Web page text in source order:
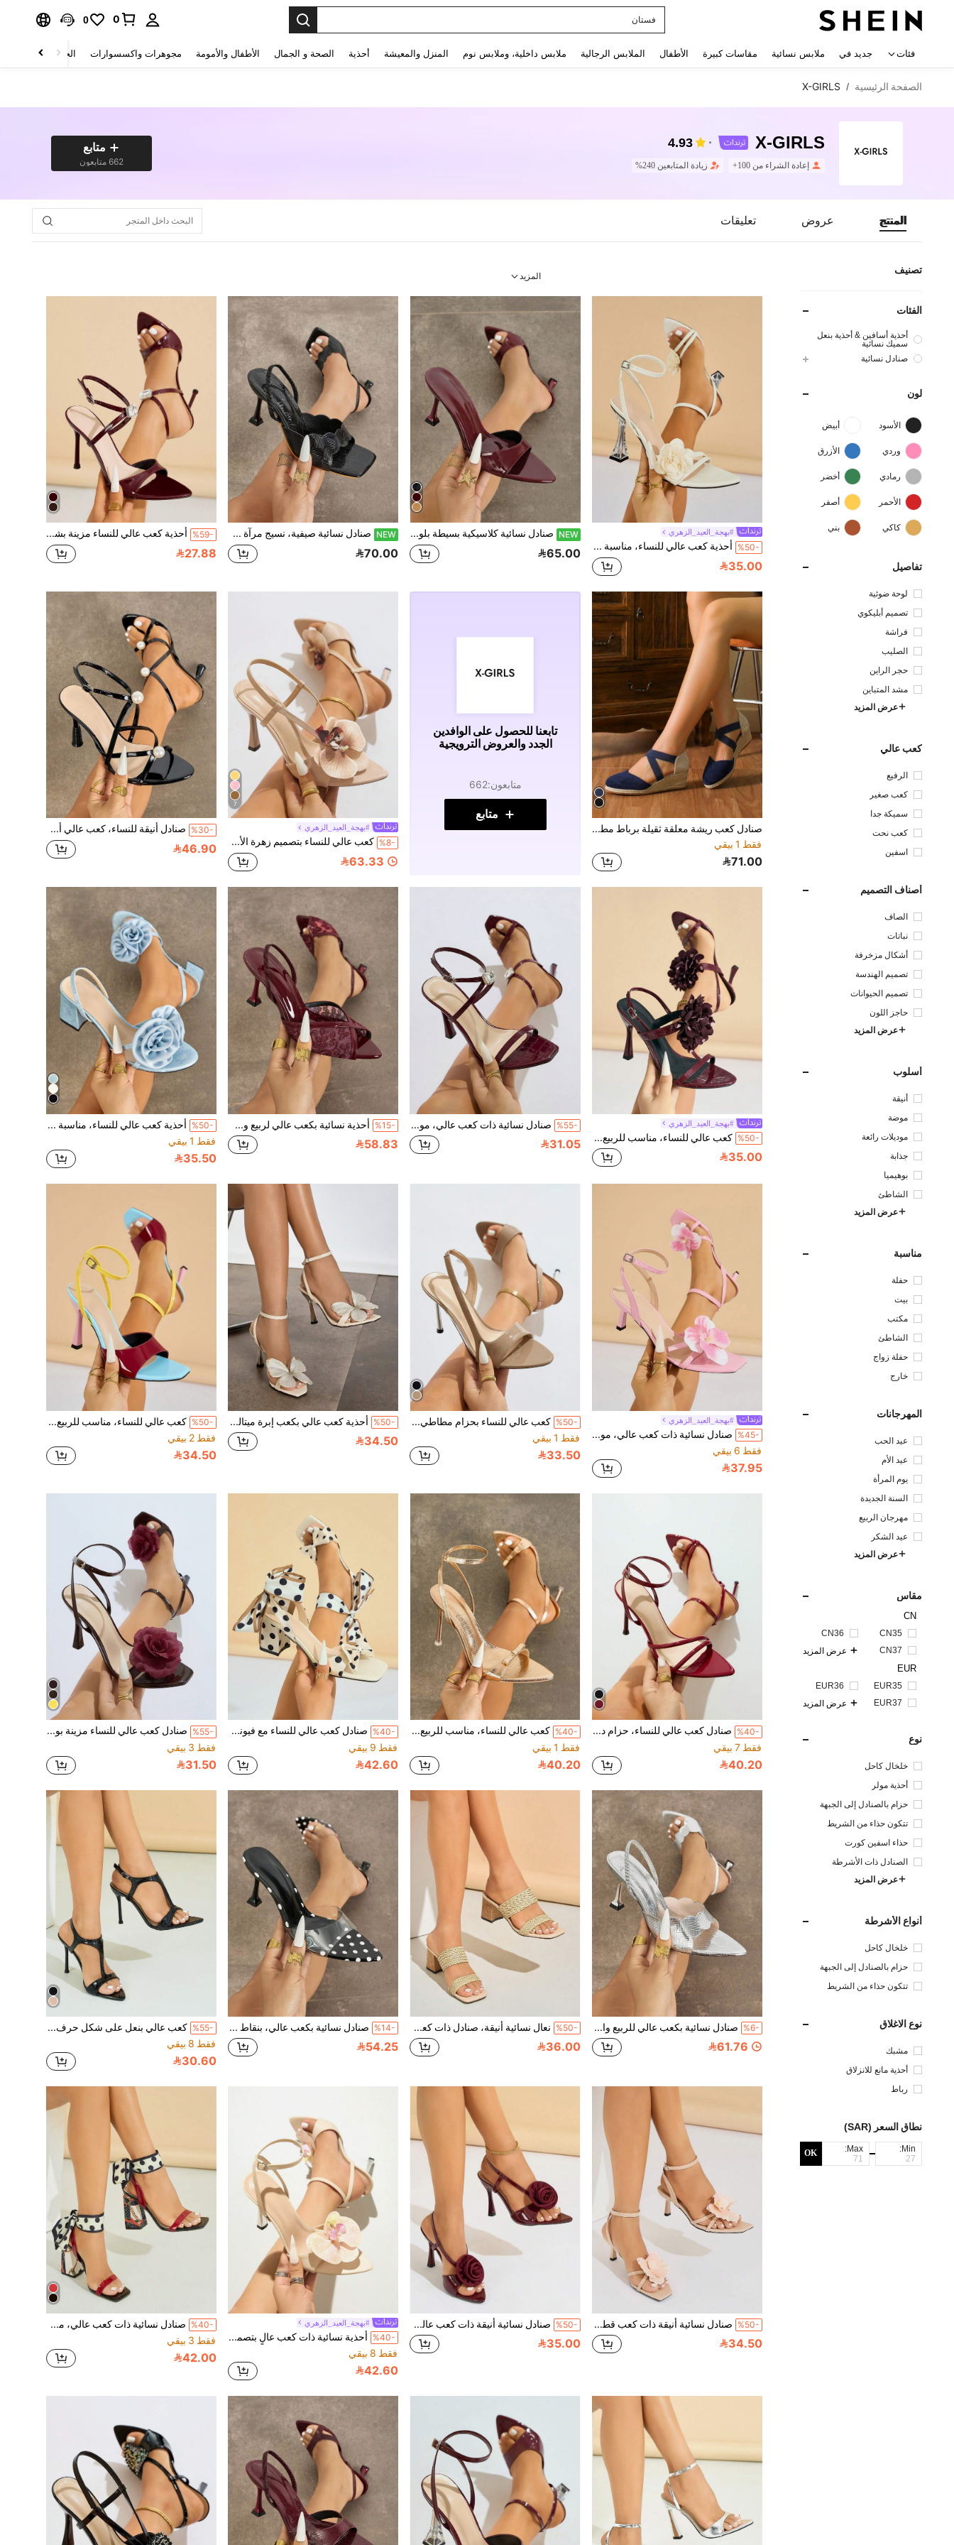
Squishy
0
0
فئات جديد في ملابس نسائية مقاسات كبيرة الأطفال الملابس الرجالية ملابس داخلية، وملابس نوم المنزل والمعيشة أحذية الصحة و الجمال الأطفال والأمومة مجوهرات واكسسوارات الحقائب والأمتعة
الصفحة الرئيسية /
X-GIRLS
X-GIRLS
4.93
إعادة الشراء من 100+ زيادة المتابعين 240%
متابع
662 متابعون
المنتج عروض تعليقات
تصنيف
الفئات
أحذية أسافين & أحذية بنعل
سميك نسائية
صنادل نسائية
لون
الأسود أبيض
وردي الأزرق
رمادي أخضر
الأحمر أصفر
كاكي بني
تفاصيل
لوحة ضوئية
تصميم أبليكوي
فراشة
الصليب
حجر الراين
مشد المتباين
عرض المزيد
كعب عالي
الرفيع
كعب صغير
سميكة جدا
كعب نحت
اسفين
أصناف التصميم
الصاف
نباتات
أشكال مزخرفة
تصميم الهندسة
تصميم الحيوانات
حاجز اللون
عرض المزيد
أسلوب
أنيقة
موضة
موديلات رائعة
جذابة
بوهيميا
الشاطئ
عرض المزيد
مناسبة
حفلة
بيت
مكتب
الشاطئ
حفلة زواج
خارج
المهرجانات
عيد الحب
عيد الأم
يوم المرأة
السنة الجديدة
مهرجان الربيع
عيد الشكر
عرض المزيد
مقاس
CN
CN35
CN36
CN37
عرض المزيد
EUR
EUR35
EUR36
EUR37
عرض المزيد
نوع
خلخال كاحل
أحذية مولر
حزام بالصنادل إلى الجبهة
تتكون حذاء من الشريط
حذاء اسفين كورت
الصنادل ذات الأشرطة
عرض المزيد
أنواع الأشرطة
خلخال كاحل
حزام بالصنادل إلى الجبهة
تتكون حذاء من الشريط
نوع الاغلاق
مشبك
أحذية مانع للانزلاق
رباط
نطاق السعر (SAR)
Min:
Max:
OK
المزيد
#بهجة_العيد_الزهري
%50- أحذية كعب عالي للنساء، مناسبة لحفلات الربيع/الصيف الليلية، العطلات، الحفلات، المسارح الخارجية، المواعيد، السهرات، الارتداء المنزلي اليومي. تتميز بكعب من الزجاج الاكريليك، زخرفة وردة ثلاثية الأبعاد، حزام كاحل متقاطع، مقترنة بقماش مربع فاخر، كعب عالي أنيق وفاخر باللون البيج
35.00
NEW صنادل نسائية كلاسيكية بسيطة بلون موحد مع تصميم حزام ضيق للخصر، أحذية بكعب قطة أنيقة بتصميم كعب كأس وكعب منخفض، قماش لامع فاخر وبطانة ناعمة صديقة للبشرة، سهلة الارتداء ومريحة وجذابة ومغرية بلون أحمر ، أسلوب بسيط للربيع والصيف، مناسبة للتنقل اليومي والأعمال والأنشطة الخارجية والتسوق والحفلات والمواعيد والعطلات والمعارض والنوادي الليلية، هدية عيد الحب وعيد الأم والكريسماس والهالوين وعيد المعلم، أحذية نسائية أنيقة
65.00
NEW صنادل نسائية صيفية، نسيج مرآة محفور دقيق، أسلوب حفلة موضة، أصبع مربع، كعب كوب، حزام مريح فريد مع حزام خلفي، صنادل كعب عالي مناسبة للتنقل اليومي، الحفلات، النوادي الليلية، المسرح، الأماكن الخارجية، التسوق، المواعدة، أحذية حديثة راقية
70.00
%59- أحذية كعب عالي للنساء مزينة بشريط مرصع بحجارة الراين ثلاثية الأبعاد وأصبع قدم مدبب، مصنوعة من مواد عالية الجودة ذات مرآة، بتصميم مناسب للعطلات والمناسبات الربيعية والصيفية، باللون الأحمر ، أحذية كعب عالي أنيقة وعصرية
27.88
صنادل كعب ريشة معلقة ثقيلة برباط مطاطي متقاطع مفرغ أنيقة
فقط 1 بيقي
71.00
تابعنا للحصول على الوافدين
الجدد والعروض الترويجية
متابعون:
662
متابع
7
#بهجة_العيد_الزهري
%8- كعب عالي للنساء بتصميم زهرة الأوركيد ثلاثية الأبعاد، كعب رفيع مدبب، مصنوع من مواد عالية الجودة ذات ملمس مرآة، مفتوح الأصبع بطريقة أنيقة وجذابة، مناسب لجميع المناسبات: الربيع/الصيف، الحانات، النوادي الليلية، التجمعات الاجتماعية، الحفلات، المسرح، العطلات، حفلات الزفاف في الكنيسة، كعب عالي أنيق بلون المشمش
63.33
%30- صنادل أنيقة للنساء، كعب عالي أسود مرصع باللؤلؤ، مصنوعة من مواد عالية الجودة ذات ملمس مرآة، فتحة أمامية مثيرة وأنيقة، مناسبة لجميع المناسبات: الربيع/الصيف، الحانات، النوادي الليلية، الحفلات الراقية، المسارح، العطلات، حفلات الزفاف في الكنائس، أحذية نسائية أنيقة وأنيقة
46.90
#بهجة_العيد_الزهري
%50- كعب عالي للنساء، مناسب للربيع/الصيف، حفلات الليل، السفر، التسوق، التجمعات، الحفلات الراقية، هدية عيد الحب. يتميز بزهرة البيونية الكبيرة ثلاثية الأبعاد، حزام على شكل حرف T للكاحل، إبزيم كاحل قابل للتعديل، كعب عالي رفيع، لون أحادي، نسيج تمساح مصقول، مواد مريحة، أنيق، متطور، أنيق، أسلوب فاخر، يتناسب مع ملابس النساء الخريفية، صنادل كعب عالي باللون البرغندي
35.00
%55- صنادل نسائية ذات كعب عالي، موضة أشرطة مرصعة بالراين كلاسيكية برؤوس مدببة، قابلة للتعديل بإبزيم الكاحل، كعب إبرة، لون أحادي ذو سطح مرآة من مواد مريحة، للربيع/الصيف للحفلات والسفر والمناسبات الرسمية والكاجوال، أنيقة وجذابة وراقية
31.05
%15- أحذية نسائية بكعب عالي لربيع وصيف، ستايل حفلات، موضة، تصميم نحيف، مقدمة مدببة، تصميم مفتوح، حذاء مول، ملمس مرآة لامع فاخر، نمط تطريز دقيق، راقي، ناعم ومريح، جذاب وساحر، أحمر ، كعب قطة، كعب كأس ، كعب منخفض، أحذية للارتداء الطويل بدون إرهاق، حفلات ليلية، تجمعات، معارض، تنقل يومي، تسوق، مواعدة، عطلات، عروض خارجية، ملابس عيد الحب، هدية عيد الأم، عيد الميلاد، هالوين، ، أحذية نسائية أنيقة
58.83
%50-
أحذية كعب عالي للنساء، مناسبة للربيع/الصيف للنادي الليلي، السفر الخارجي، التسوق، الحفلات، العروض المسرحية، حفلات المساء، التنقل اليومي، هدية عيد الحب، المواعدة، الحفلات الراقية. تتميز بزهرة حلزونية ثلاثية الأبعاد، لون أحادي ماتي، رأس مستدير، حزام خلفي أنيق، كعب سميك، طراز جذاب وأنيق، تتناسب مع فساتين النساء والثياب الرسمية، طراز طازج وأنيق، متعدد الاستخدامات، صنادل كعب عالي باللون الأزرق الفاتح
فقط 1 بيقي
35.50
#بهجة_العيد_الزهري
%45-
صنادل نسائية ذات كعب عالي، موضة أشرطة متقاطعة، تصميم أرشيدية مربعة الأصبع مفتوحة جذابة، مصنوعة من مواد لينة ذات لون أحادي عالية الجودة، حزام كاحل جذاب، أنيقة للخروج والسهرات والحفلات والشوارع والمناسبات الرسمية، أنيقة وأنثوية وأنيقة بتصميم وردي راقي
فقط 6 بيقي
37.95
%50-
كعب عالي للنساء بحزام مطاطي ملتف، تصميم جيلي شفاف مفرغ من البي في سي، رأس مستدير، كعب رفيع مطلي بالفضة، لون أحادي، مصنوع من مواد ذات نهاية لامعة، قماش مريح، مناسب للربيع/الصيف، حفلات الليل، السفر، التسوق، التجمعات، الحفلات الراقية، السيدة النبيلة، الحفلات الفاخرة، أنيق، جذاب، أسلوب فاخر، كعب عالي بلون المشمش متعدد الاستخدامات، أحذية نسائية أنيقة
فقط 1 بيقي
33.50
%50- أحذية كعب عالي بكعب إبرة ميتاليك فضي مزينة بفراشة، تصميم مربع للأصبع، قابلة للتعديل من الكاحل، نهاية مطفأة، مواد مريحة، مناسبة لمناسبات الربيع والصيف مثل الحفلات والسفر والتجمعات والحفلات الراقية والتنقل، أنيقة وجذابة
34.50
%50-
كعب عالي للنساء، مناسب للربيع/الصيف، النادي الليلي، الحفلات، الخارج، الموضة، أنيق، تصميم أصبع القدم مربع، حزام متقاطع قابل للتعديل، ملمس مرآة، مواد مريحة، جذاب، أنيق، أنيق، حيوي، حلو، لون بوردو، صنادل نسائية أنيقة، كعب عالي منزلي كاجوال
فقط 2 بيقي
34.50
%40-
صنادل كعب عالي للنساء، حزام دائري قابل للتعديل مع إبزيم الكاحل، أصبع قدم مدبب، كعب رفيع، لمعان مرآة بلون أحادي، مواد مريحة، مناسبة للخروجات الليلية في الربيع والصيف، الحفلات، السفر، التسوق، المناسبات الرسمية، إطلالات الخريف، صنادل كعب عالي أنيقة وغامضة باللون الأحمر الكرزي
فقط 7 بيقي
40.20
%40-
كعب عالي للنساء، مناسب للربيع والصيف وحفلات النوادي الليلية والسفر والتسوق والتجمعات والمسرح وحفلات المساء والمناسبات الأنيقة وعيد الحب، موديل أنيق بفيونكة ثلاثية الأبعاد وأصبع قدم مدبب وحزام كاحل قابل للتعديل، من الكعب العالي المعدني بلون البرونزي، مصنوع من مواد مريحة ذات نهاية لامعة بلون أحادي/مخطط، يتناسب مع فساتين الخريف، أنيق وجريء وأنيق وفاخر ومتعدد الاستخدامات، كعب عالي ذهبي شمبانيا
فقط 1 بيقي
40.20
%40-
صنادل كعب عالي للنساء مع فيونكة ثلاثية الأبعاد، نقاط مدورة ذات أصابع مربعة وكعب سميك، رباط ربط بألوان صلبة ذات ملمس لامع، مناسبة للربيع/الليالي الصيفية، الحفلات، السفر، التسوق، التجمعات، المنصة، الحفلات الراقية، تتناسب مع ملابس النساء في الخريف، جذابة، متقدمة، فاخرة، صنادل كعب عالي بلون المشمش الحلو
فقط 9 بيقي
42.60
%55-
صنادل كعب عالي للنساء مزينة بوردة حمراء ثلاثية الأبعاد، ذات تصميم أنيق بأصبع مربع، حزام كاحل قابل للتعديل، كعب رفيع معدني، لون أحادي، ملمس لامع، مواد مريحة، مناسبة للربيع/الصيف، حفلات ليلية، السفر، التنقل، التسوق، الحفلات، المنصة، المشاهير، حفلات راقية، هدية، جذاب، متقدم، أسلوب فاخر، يتناسب مع ملابس النساء في الخريف، صنادل كعب عالي بني داكن متعددة الاستخدامات
فقط 3 بيقي
31.50
%6- صنادل نسائية بكعب عالي للربيع والصيف بتصميم فاخر ولامع بملمس معدني مدمج وطراز فينتاج مموج مع دانتيل رقيق ومنسوج بنقشة مربعات محفورة، كعب فضي فاخر وأنيق، مناسبة للسهرات والنوادي الليلية والحفلات والتجمعات والمعارض والتنقل اليومي والتسوق والمواعدة والإجازات والخروجات الخارجية، مريحة وتبرز نحافة القدم، بمقدمة مدببة ومفتوحة، كعب قطة وكعب كوب وكعب منخفض، مع شريط مطاطي خلفي مريح لا يسبب الاحتكاك، هدية لعيد الحب وعيد الأم والكريسماس والهالوين، أحذية نسائية عصرية
61.76
%50- نعال نسائية أنيقة، صنادل ذات كعب سميك بتصميم مربع الأصبع، مصنوعة من قماش ناعم ذو لون أحادي، مناسبة للربيع/الصيف، الحفلات، الشاطئ، منتجعات هاواي، الخارج، المواعدة، التسوق، سهلة الارتداء، مريحة وأنيقة بطراز صيفي، أحذية نسائية أنيقة ذات كعب عالي بتصميم فني متنوع وراقي باللون البيج
36.00
%14- صنادل نسائية بكعب عالي، بنقاط سوداء وبيضاء، حزام PVC شفاف عريض يشد الخصر مع ملمس مرآة بنقاط عتيقة، أحذية بكعب قطة منخفضة برأس مدبب مفتوح، ناعمة وصديقة للبشرة، سهلة الارتداء كاجوال، كعب عالي أسود أنيق وراقي، مناسبة للربيع/الصيف، حفلات النوادي الليلية، منصات العروض، المشاهير، الإجازات، التسوق، السفر، المواعيد، الحفلات، المسرح، المكتب، التنقل، معارض الموضة، الملابس الخارجية، هدية عيد الحب، عيد الأم، عيد المعلم، عيد المرأة، ، عيد الميلاد، موسم العطلات، أحذية نسائية
54.25
%55-
كعب عالي بنعل على شكل حرف T مدبب للنساء، مصنوع من مادة مطبوعة بنقشة التمساح، مناسب للنادي الليلي والحفلات والسفر والتسوق والتجمعات والعروض الأزياء والمناسبات الراقية، صنادل كعب عالي أنيقة باللون الأسود
فقط 8 بيقي
30.60
%50- صنادل نسائية أنيقة ذات كعب قطيفة بنقشة زهرية، كعب عالي ذو لون أحادي ناعم ولامع مناسب للربيع/الصيف للخروج والسفر والحفلات والعروض والتنقل والعيد والمواعيد والمآدب
34.50
%50- صنادل نسائية أنيقة ذات كعب عالي، بتصميم زهرة حلزونية ثلاثية الأبعاد، كعب رفيع مدبب، مصنوعة من مواد ذات ملمس مرآة عالي الجودة والراحة، مناسبة للمناسبات المختلفة، بأسلوب فاخر للربيع/الصيف، مناسبة للبار والنادي الليلي والحفلات والمسرح والمشاهير والهدايا والزفاف، صنادل كعب عالي باللون الأحمر ، أحذية نسائية أنيقة وعصرية
35.00
#بهجة_العيد_الزهري
%40-
أحذية نسائية ذات كعب عالٍ بتصميم مفتوح من الخلف مع زهرة أوركيد ثلاثية الأبعاد، حزام كاحل قابل للتعديل، أصبع قدم مدبب، كعب إلكتروني فضي رفيع، لون أحادي بملمس لامع وناعم، مصنوعة من مواد مريحة، مناسبة لمناسبات الربيع والصيف مثل الحفلات والسفر والخروجات والسهرات والتنقل، أنيقة وأنثوية وجذابة وفاخرة
فقط 8 بيقي
42.60
%40-
صنادل نسائية ذات كعب عالي، موضة حفلات خارجية كعب سميك مربع الأصبع، بطبعات زهرية ملونة متباينة، أنيقة بربطة كاحل وشريط أنيق، أحذية شاطئ سوداء
فقط 3 بيقي
42.00